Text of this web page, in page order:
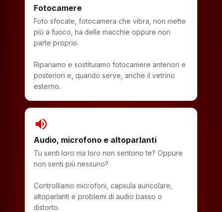
Fotocamere
Foto sfocate, fotocamera che vibra, non mette
più a fuoco, ha delle macchie oppure non
parte proprio.
Ripariamo e sostituiamo fotocamere anteriori e
posteriori e, quando serve, anche il vetrino
esterno.
volume_up
Audio, microfono e altoparlanti
Tu senti loro ma loro non sentono te? Oppure
non senti più nessuno?
Controlliamo microfoni, capsula auricolare,
altoparlanti e problemi di audio basso o
distorto.